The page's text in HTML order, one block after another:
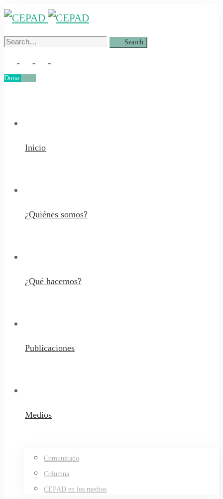
Search
Search
Dona
Inicio
¿Quiénes somos?
¿Qué hacemos?
Publicaciones
Medios
Comunicado
Columna
CEPAD en los medios